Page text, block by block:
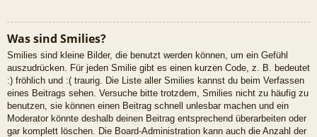
Was sind Smilies?
Smilies sind kleine Bilder, die benutzt werden können, um ein Gefühl
auszudrücken. Für jeden Smilie gibt es einen kurzen Code, z. B. bedeutet
:) fröhlich und :( traurig. Die Liste aller Smilies kannst du beim Verfassen
eines Beitrags sehen. Versuche bitte trotzdem, Smilies nicht zu häufig zu
benutzen, sie können einen Beitrag schnell unlesbar machen und ein
Moderator könnte deshalb deinen Beitrag entsprechend überarbeiten oder
gar komplett löschen. Die Board-Administration kann auch die Anzahl der